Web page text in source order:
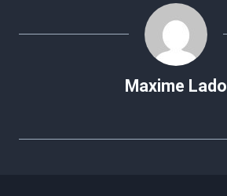
Maxime Lado